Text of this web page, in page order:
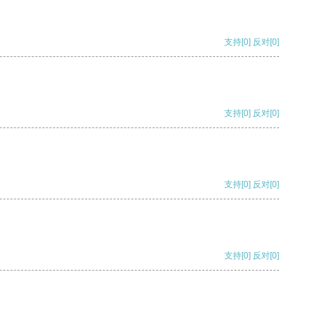
支持[0] 反对[0]
支持[0] 反对[0]
支持[0] 反对[0]
支持[0] 反对[0]